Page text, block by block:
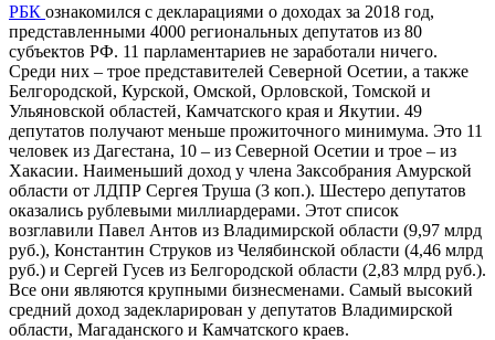
РБК ознакомился с декларациями о доходах за 2018 год,
представленными 4000 региональных депутатов из 80
субъектов РФ. 11 парламентариев не заработали ничего.
Среди них – трое представителей Северной Осетии, а также
Белгородской, Курской, Омской, Орловской, Томской и
Ульяновской областей, Камчатского края и Якутии. 49
депутатов получают меньше прожиточного минимума. Это 11
человек из Дагестана, 10 – из Северной Осетии и трое – из
Хакасии. Наименьший доход у члена Заксобрания Амурской
области от ЛДПР Сергея Труша (3 коп.). Шестеро депутатов
оказались рублевыми миллиардерами. Этот список
возглавили Павел Антов из Владимирской области (9,97 млрд
руб.), Константин Струков из Челябинской области (4,46 млрд
руб.) и Сергей Гусев из Белгородской области (2,83 млрд руб.).
Все они являются крупными бизнесменами. Самый высокий
средний доход задекларирован у депутатов Владимирской
области, Магаданского и Камчатского краев.